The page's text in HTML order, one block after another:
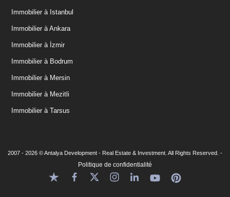
Immobilier à Istanbul
Immobilier à Ankara
Immobilier à İzmir
Immobilier à Bodrum
Immobilier à Mersin
Immobilier à Mezitli
Immobilier à Tarsus
2007 - 2026 © Antalya Development - Real Estate & Investment. All Rights Reserved. -
Politique de confidentialité